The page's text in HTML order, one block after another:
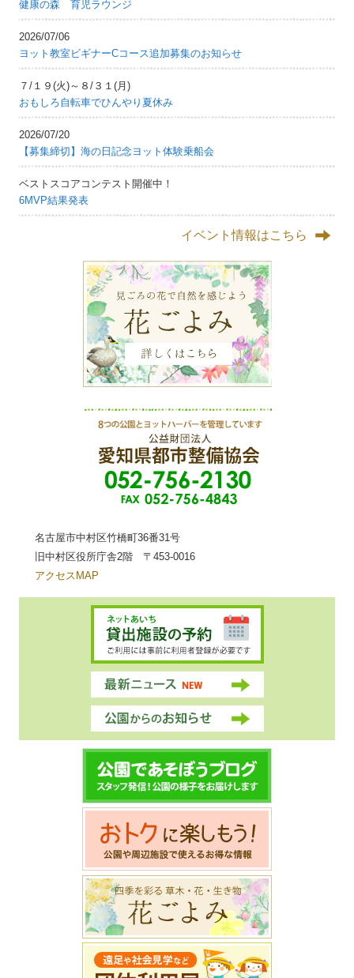
健康の森 育児ラウンジ
2026/07/06
ヨット教室ビギナーCコース追加募集のお知らせ
７/１９(火)～８/３１(月)
おもしろ自転車でひんやり夏休み
2026/07/20
【募集締切】海の日記念ヨット体験乗船会
ベストスコアコンテスト開催中！
6MVP結果発表
イベント情報はこちら
名古屋市中村区竹橋町36番31号
旧中村区役所庁舎2階 〒453-0016
アクセスMAP